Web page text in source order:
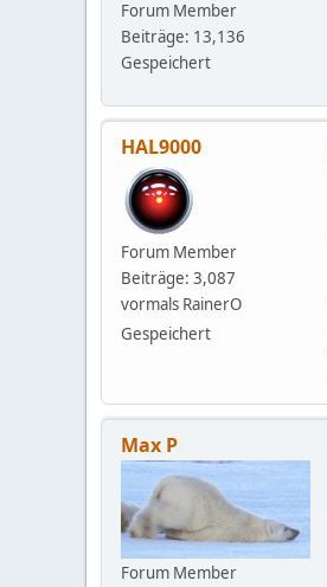
Forum Member
Beiträge: 13,136
Gespeichert
HAL9000
Forum Member
Beiträge: 3,087
vormals RainerO
Gespeichert
Max P
Forum Member